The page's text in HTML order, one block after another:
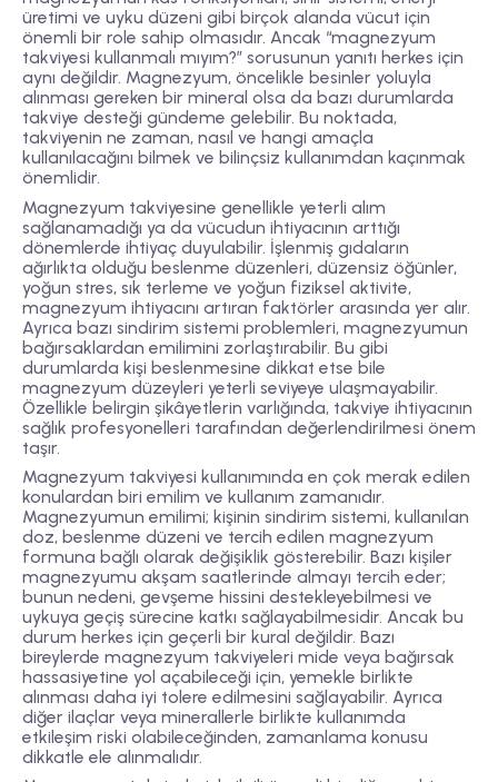
üretimi ve uyku düzeni gibi birçok alanda vücut için
önemli bir role sahip olmasıdır. Ancak “magnezyum
takviyesi kullanmalı mıyım?” sorusunun yanıtı herkes için
aynı değildir. Magnezyum, öncelikle besinler yoluyla
alınması gereken bir mineral olsa da bazı durumlarda
takviye desteği gündeme gelebilir. Bu noktada,
takviyenin ne zaman, nasıl ve hangi amaçla
kullanılacağını bilmek ve bilinçsiz kullanımdan kaçınmak
önemlidir.
Magnezyum takviyesine genellikle yeterli alım
sağlanamadığı ya da vücudun ihtiyacının arttığı
dönemlerde ihtiyaç duyulabilir. İşlenmiş gıdaların
ağırlıkta olduğu beslenme düzenleri, düzensiz öğünler,
yoğun stres, sık terleme ve yoğun fiziksel aktivite,
magnezyum ihtiyacını artıran faktörler arasında yer alır.
Ayrıca bazı sindirim sistemi problemleri, magnezyumun
bağırsaklardan emilimini zorlaştırabilir. Bu gibi
durumlarda kişi beslenmesine dikkat etse bile
magnezyum düzeyleri yeterli seviyeye ulaşmayabilir.
Özellikle belirgin şikâyetlerin varlığında, takviye ihtiyacının
sağlık profesyonelleri tarafından değerlendirilmesi önem
taşır.
Magnezyum takviyesi kullanımında en çok merak edilen
konulardan biri emilim ve kullanım zamanıdır.
Magnezyumun emilimi; kişinin sindirim sistemi, kullanılan
doz, beslenme düzeni ve tercih edilen magnezyum
formuna bağlı olarak değişiklik gösterebilir. Bazı kişiler
magnezyumu akşam saatlerinde almayı tercih eder;
bunun nedeni, gevşeme hissini destekleyebilmesi ve
uykuya geçiş sürecine katkı sağlayabilmesidir. Ancak bu
durum herkes için geçerli bir kural değildir. Bazı
bireylerde magnezyum takviyeleri mide veya bağırsak
hassasiyetine yol açabileceği için, yemekle birlikte
alınması daha iyi tolere edilmesini sağlayabilir. Ayrıca
diğer ilaçlar veya minerallerle birlikte kullanımda
etkileşim riski olabileceğinden, zamanlama konusu
dikkatle ele alınmalıdır.